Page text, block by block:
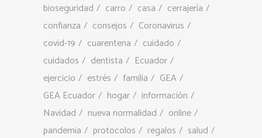
bioseguridad
carro casa
cerrajería
confianza
consejos
Coronavirus
covid-19
cuarentena
cuidado
cuidados
dentista
Ecuador
ejercicio
estrés familia
GEA
GEA Ecuador
hogar
información
Navidad
nueva normalidad
online
pandemia
protocolos regalos
salud